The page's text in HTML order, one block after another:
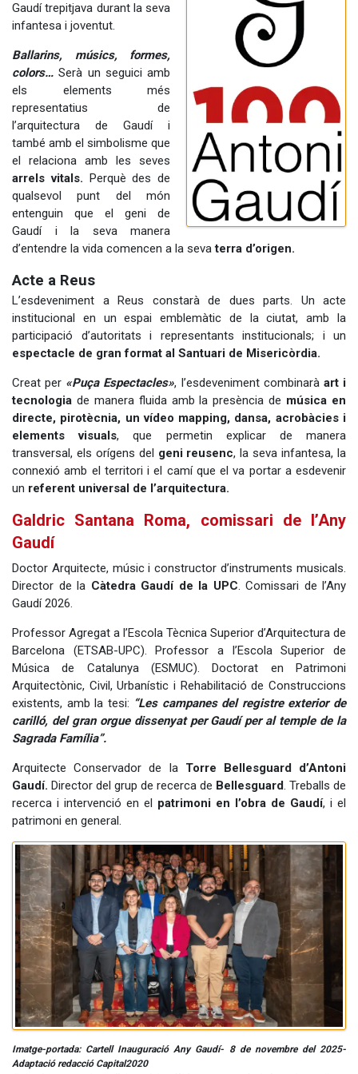
Gaudí trepitjava durant la seva
infantesa i joventut.
Ballarins, músics, formes,
colors… Serà un seguici amb
els elements més
representatius de
l’arquitectura de Gaudí i
també amb el simbolisme que
el relaciona amb les seves
arrels vitals. Perquè des de
qualsevol punt del món
entenguin que el geni de
Gaudí i la seva manera
d’entendre la vida comencen a la sevaterra d’origen.
Acte a Reus
L’esdeveniment a Reus constarà de dues parts. Un acte
institucional en un espai emblemàtic de la ciutat, amb la
participació d’autoritats i representants institucionals; i un
espectacle de gran format al Santuari de Misericòrdia.
Creat per «Puça Espectacles», l’esdeveniment combinarà art i
tecnologia de manera fluida amb la presència de música en
directe, pirotècnia, un vídeo mapping, dansa, acrobàcies i
elements visuals, que permetin explicar de manera
transversal, els orígens del geni reusenc, la seva infantesa, la
connexió amb el territori i el camí que el va portar a esdevenir
un referent universal de l’arquitectura.
Galdric Santana Roma, comissari de l’Any
Gaudí
Doctor Arquitecte, músic i constructor d’instruments musicals.
Director de la Càtedra Gaudí de la UPC. Comissari de l’Any
Gaudí 2026.
Professor Agregat a l’Escola Tècnica Superior d’Arquitectura de
Barcelona (ETSAB-UPC). Professor a l’Escola Superior de
Música de Catalunya (ESMUC). Doctorat en Patrimoni
Arquitectònic, Civil, Urbanístic i Rehabilitació de Construccions
existents, amb la tesi: “Les campanes del registre exterior de
carilló, del gran orgue dissenyat per Gaudí per al temple de la
Sagrada Família”.
Arquitecte Conservador de laTorre Bellesguard d’Antoni
Gaudí. Director del grup de recerca de Bellesguard. Treballs de
recerca i intervenció en el patrimoni en l’obra de Gaudí, i el
patrimoni en general.
Imatge-portada: Cartell Inauguració Any Gaudí- 8 de novembre del 2025-
Adaptació redacció Capital2020